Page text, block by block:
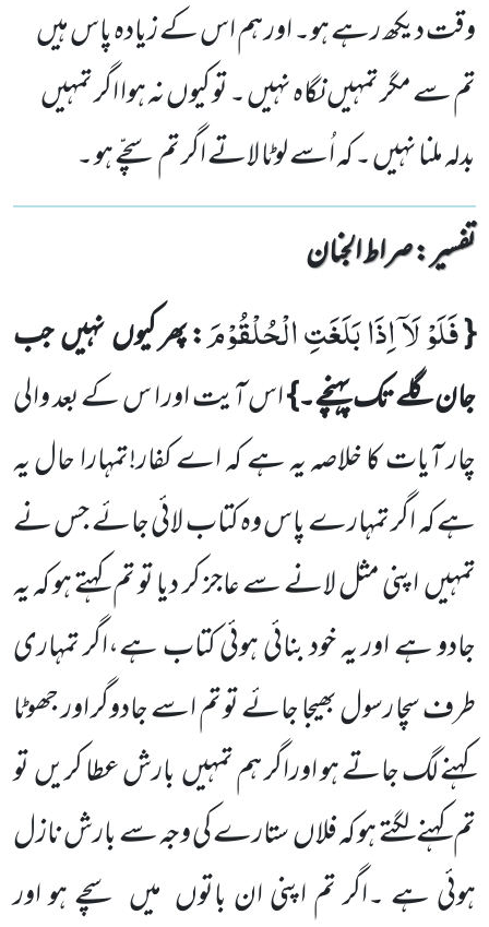
وقت دیکھ رہے ہو۔ اور ہم اس کے زیادہ پاس ہیں
تم سے مگر تمہیں نگاہ نہیں ۔ تو کیوں نہ ہوا اگر تمہیں
بدلہ ملنا نہیں ۔ کہ اُسے لوٹا لاتے اگر تم سچّے ہو ۔
تفسیر : ‎صراط الجنان
{فَلَوْ لَاۤ اِذَا بَلَغَتِ الْحُلْقُوْمَ: پھر کیوںنہیںجب
جان گلے تک پہنچے۔}اس آیت اور ا س کے بعد والی
چار آیات کا خلاصہ یہ ہے کہ اے کفار!تمہارا حال یہ
ہے کہ اگر تمہارے پاس وہ کتاب لائی جائے جس نے
تمہیںاپنی مثل لانے سے عاجز کر دیا تو تم کہتے ہو کہ یہ
جادو ہے اور یہ خود بنائی ہوئی کتاب ہے،اگر تمہاری
طرف سچا رسول بھیجا جائے تو تم اسے جادوگر اور جھوٹا
کہنے لگ جاتے ہو اوراگر ہم تمہیںبارش عطا کریںتو
تم کہنے لگتے ہو کہ فلاںستارے کی وجہ سے بارش نازل
ہوئی ہے ۔اگر تم اپنی ان باتوں میں سچے ہو اور